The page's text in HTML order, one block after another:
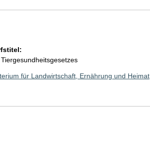
für Landwirtschaft, Ernährung und Heimat